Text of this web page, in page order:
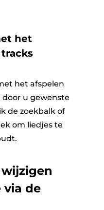
het
het afspelen
u gewenste
de zoekbalk of
om liedjes te
wijzigen
via de